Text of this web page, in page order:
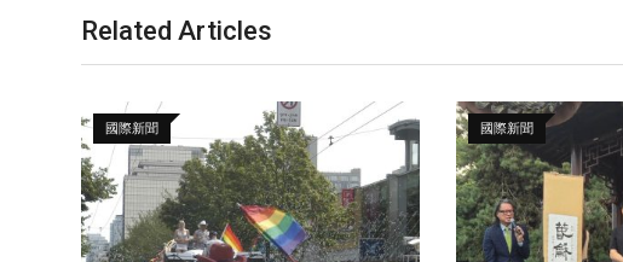
Related Articles
國際新聞 國際新聞